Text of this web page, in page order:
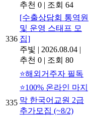
추천 0 | 조회 64
336
[수출상담회 통역원
및 운영 스태프 모
집]
주빛 | 2026.08.04 |
추천 0 | 조회 80
335
⭐해외거주자 필독
⭐100% 온라인 마지
막 한국어교원 2급
추가모집 (~8/2)